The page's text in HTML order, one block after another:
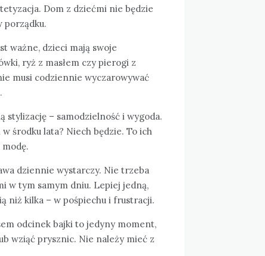
Dom z dziećmi nie będzie
porządku.
ważne, dzieci mają swoje
ryż z masłem czy pierogi z
musi codziennie wyczarowywać
stylizację – samodzielność i wygoda.
środku lata? Niech będzie. To ich
dziennie wystarczy. Nie trzeba
w tym samym dniu. Lepiej jedną,
niż kilka – w pośpiechu i frustracji.
odcinek bajki to jedyny moment,
wziąć prysznic. Nie należy mieć z